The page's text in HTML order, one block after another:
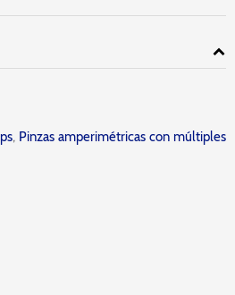
, Pinzas amperimétricas con múltiples